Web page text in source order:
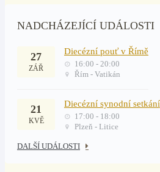
NADCHÁZEJÍCÍ UDÁLOSTI
27
ZÁŘ
Diecézní pouť v Římě
16:00 - 20:00
Řím - Vatikán
21
KVĚ
Diecézní synodní setkání
17:00 - 18:00
Plzeň - Litice
DALŠÍ UDÁLOSTI